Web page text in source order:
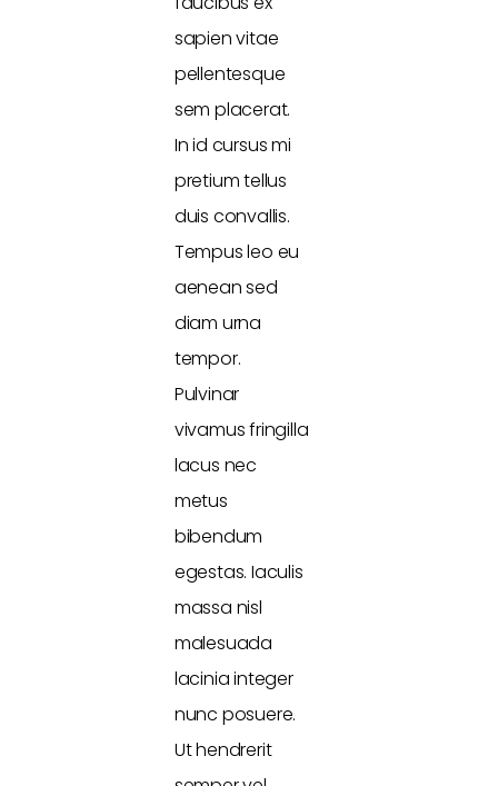
sapien vitae
pellentesque
sem placerat.
In id cursus mi
pretium tellus
duis convallis.
Tempus leo eu
aenean sed
diam urna
tempor.
Pulvinar
vivamus fringilla
lacus nec
metus
bibendum
egestas. Iaculis
massa nisl
malesuada
lacinia integer
nunc posuere.
Ut hendrerit